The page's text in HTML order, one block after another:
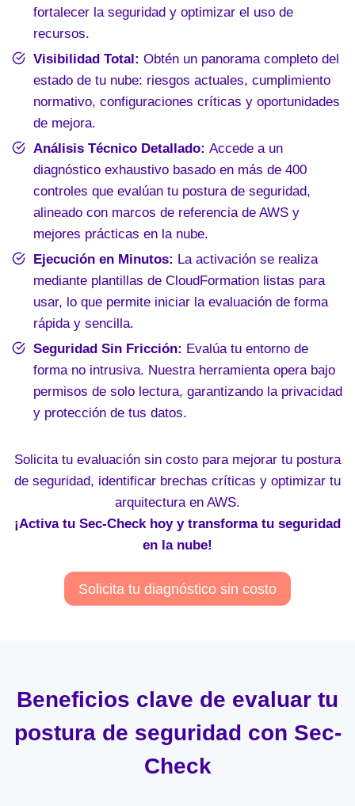
fortalecer la seguridad y optimizar el uso de
recursos.
Visibilidad Total : Obtén un panorama completo del
estado de tu nube: riesgos actuales, cumplimiento
normativo, configuraciones críticas y oportunidades
de mejora.
Análisis Técnico Detallado: Accede a un
diagnóstico exhaustivo basado en más de 400
controles que evalúan tu postura de seguridad,
alineado con marcos de referencia de AWS y
mejores prácticas en la nube.
Ejecución en Minutos: La activación se realiza
mediante plantillas de CloudFormation listas para
usar, lo que permite iniciar la evaluación de forma
rápida y sencilla.
Seguridad Sin Fricción: Evalúa tu entorno de
forma no intrusiva. Nuestra herramienta opera bajo
permisos de solo lectura, garantizando la privacidad
y protección de tus datos.
Solicita tu evaluación sin costo para mejorar tu postura
de seguridad, identificar brechas críticas y optimizar tu
arquitectura en AWS.
¡Activa tu Sec-Check hoy y transforma tu seguridad
en la nube!
Solicita tu diagnóstico sin costo
Beneficios clave de evaluar tu
postura de seguridad con Sec-
Check